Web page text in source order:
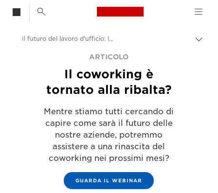
Canon Logo, back
Approfondimenti
Articoli aziendali e professionali
Il futuro del lavoro d'ufficio: le aree di coworking sono destinate a diventare la "nuova normalità"?
ARTICOLO
Il coworking è
tornato alla ribalta?
Mentre stiamo tutti cercando di
capire come sarà il futuro delle
nostre aziende, potremmo
assistere a una rinascita del
coworking nei prossimi mesi?
GUARDA IL WEBINAR